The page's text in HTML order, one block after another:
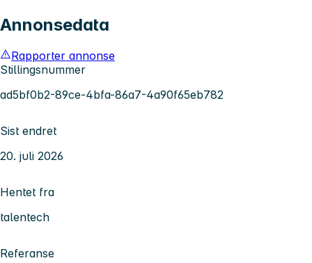
Annonsedata
Rapporter annonse
Stillingsnummer
ad5bf0b2-89ce-4bfa-86a7-4a90f65eb782
Sist endret
20. juli 2026
Hentet fra
talentech
Referanse